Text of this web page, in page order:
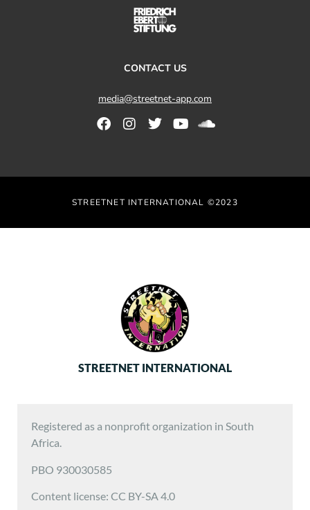
CONTACT US
media@streetnet-app.com
STREETNET INTERNATIONAL ©2023
STREETNET INTERNATIONAL
Registered as a nonprofit organization in South
Africa.
PBO 930030585
Content license: CC BY-SA 4.0